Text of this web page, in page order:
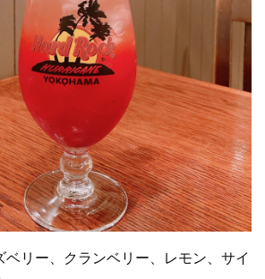
ベリー、クランベリー、レモン、サイ